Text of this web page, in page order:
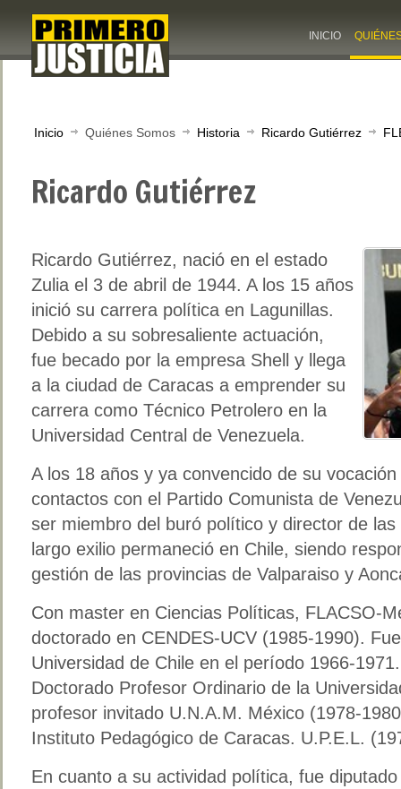
INICIO
Inicio Quiénes Somos Historia Ricardo Gutiérrez
Ricardo Gutiérrez
Ricardo Gutiérrez, nació en el estado
Zulia el 3 de abril de 1944. A los 15 años
inició su carrera política en Lagunillas.
Debido a su sobresaliente actuación,
fue becado por la empresa Shell y llega
a la ciudad de Caracas a emprender su
carrera como Técnico Petrolero en la
Universidad Central de Venezuela.
A los 18 años y ya convencido de su
contactos con el Partido Comunista de
ser miembro del buró político y director de
largo exilio permaneció en Chile, siendo
gestión de las provincias de Valparaiso y
Con master en Ciencias Políticas, FLACSO-
doctorado en CENDES-UCV (1985-1990).
Universidad de Chile en el período 1966-
Doctorado Profesor Ordinario de la
profesor invitado U.N.A.M. México (1978-
Instituto Pedagógico de Caracas. U.P.E.L.
En cuanto a su actividad política, fue